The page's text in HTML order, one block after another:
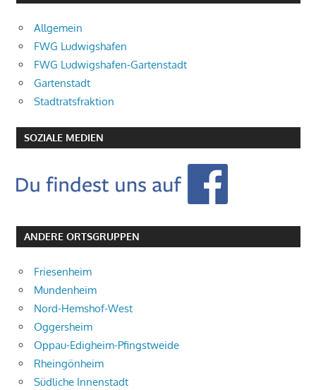
Allgemein
FWG Ludwigshafen
FWG Ludwigshafen-Gartenstadt
Gartenstadt
Stadtratsfraktion
SOZIALE MEDIEN
ANDERE ORTSGRUPPEN
Friesenheim
Mundenheim
Nord-Hemshof-West
Oggersheim
Oppau-Edigheim-Pfingstweide
Rheingönheim
Südliche Innenstadt